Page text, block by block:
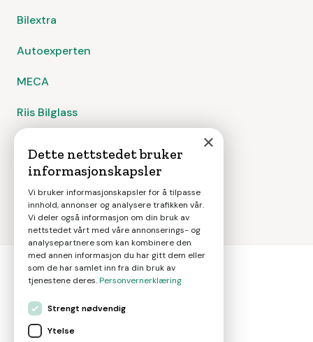
Bilextra
Autoexperten
MECA
Riis Bilglass
Ryds Bilglass
smart
×
Dette nettstedet bruker
informasjonskapsler
Vi bruker informasjonskapsler for å tilpasse
innhold, annonser og analysere trafikken vår.
Vi deler også informasjon om din bruk av
nettstedet vårt med våre annonserings- og
analysepartnere som kan kombinere den
med annen informasjon du har gitt dem eller
som de har samlet inn fra din bruk av
tjenestene deres.Personvernerklæring
Strengt nødvendig
Ytelse